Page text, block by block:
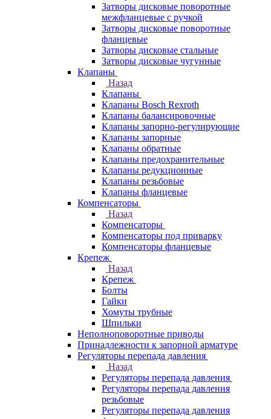
Затворы дисковые поворотные
межфланцевые с ручкой
Затворы дисковые поворотные
фланцевые
Затворы дисковые стальные
Затворы дисковые чугунные
Клапаны
Назад
Клапаны
Клапаны Bosch Rexroth
Клапаны балансировочные
Клапаны запорно-регулирующие
Клапаны запорные
Клапаны обратные
Клапаны предохранительные
Клапаны редукционные
Клапаны резьбовые
Клапаны фланцевые
Компенсаторы
Назад
Компенсаторы
Компенсаторы под приварку
Компенсаторы фланцевые
Крепеж
Назад
Крепеж
Болты
Гайки
Хомуты трубные
Шпильки
Неполноповоротные приводы
Принадлежности к запорной арматуре
Регуляторы перепада давления
Назад
Регуляторы перепада давления
Регуляторы перепада давления
резьбовые
Регуляторы перепада давления